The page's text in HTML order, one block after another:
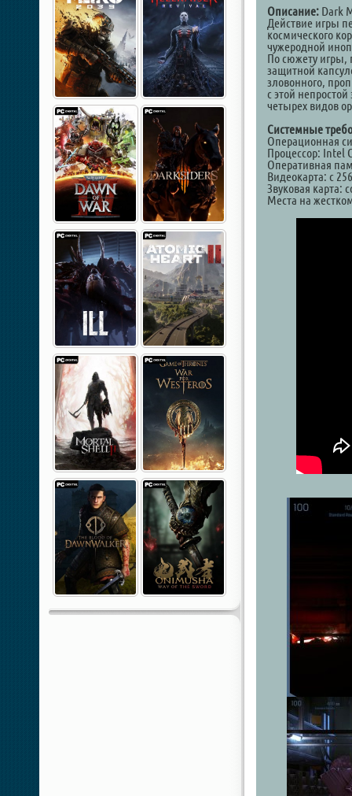
Описание: Dark
Действие игры
космического
чужеродной
По сюжету игры,
защитной
зловонного,
с этой
четырех видов
Системные
Операционная
Процессор: Intel
Оперативная
Видеокарта: с
Звуковая карта:
Места на